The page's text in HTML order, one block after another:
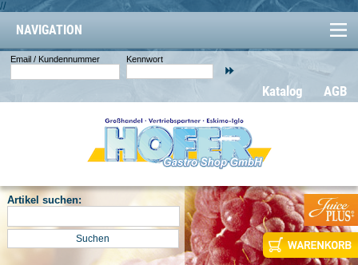
//
NAVIGATION
Email / Kundennummer Kennwort
AGB
Katalog
Artikel suchen: